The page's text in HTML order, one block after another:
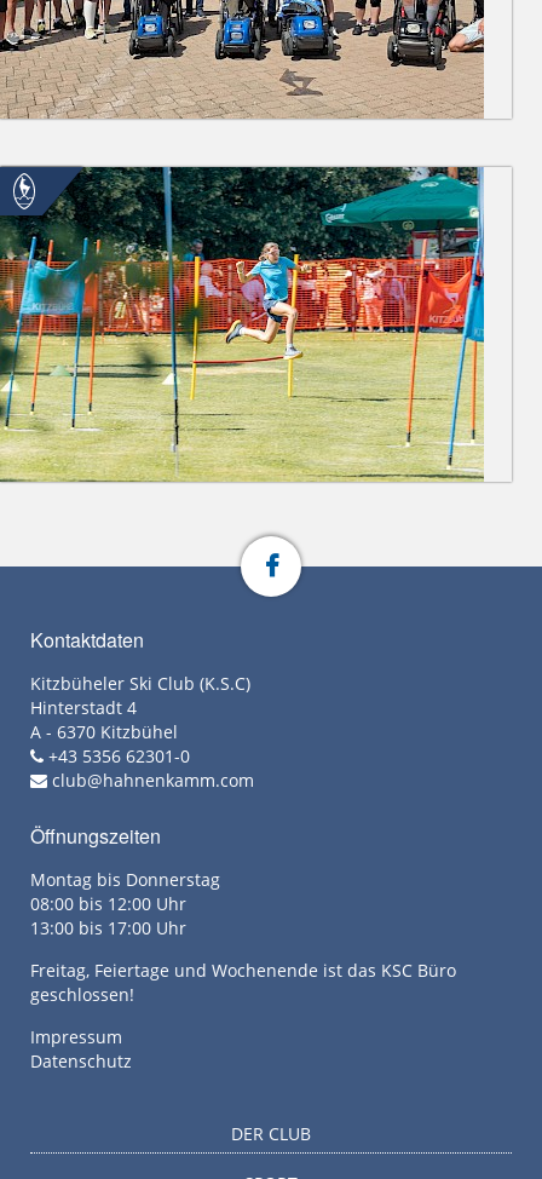
Kontaktdaten
Kitzbüheler Ski Club (K.S.C)
Hinterstadt 4
A - 6370 Kitzbühel
+43 5356 62301-0
club@hahnenkamm.com
Öffnungszeiten
Montag bis Donnerstag
08:00 bis 12:00 Uhr
13:00 bis 17:00 Uhr
Freitag, Feiertage und Wochenende ist das KSC Büro
geschlossen!
Impressum
Datenschutz
DER CLUB